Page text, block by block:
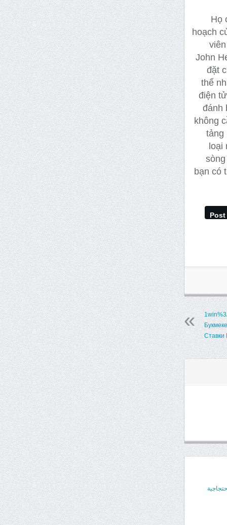
Họ
hoạch
John
đặt
thể
điện
đánh
không
tảng
loại
bạn có
Post
Ставки